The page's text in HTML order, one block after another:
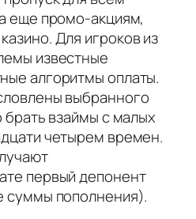
еще промо-акциям,
Для игроков из
известные
алгоритмы оплаты.
выбранного
взаймы с малых
четырем времен.
первый депонент
суммы пополнения).